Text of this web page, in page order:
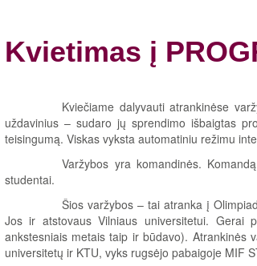
Kvietimas į
Kviečiame dalyvauti atrankinėse
uždavinius – sudaro jų sprendimo išbaigtas
teisingumą. Viskas vyksta automatiniu režimu
Varžybos yra komandinės.
studentai.
Šios varžybos – tai atranka į
Jos ir atstovaus Vilniaus universitetui. Gerai
ankstesniais metais taip ir būdavo). Atrankinės
universitetų ir KTU, vyks rugsėjo pabaigoje MIF